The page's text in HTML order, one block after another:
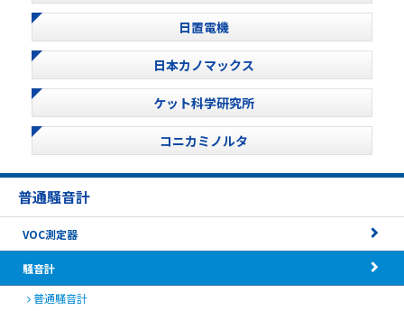
日置電機
日本カノマックス
ケット科学研究所
コニカミノルタ
普通騒音計
VOC測定器
騒音計
普通騒音計